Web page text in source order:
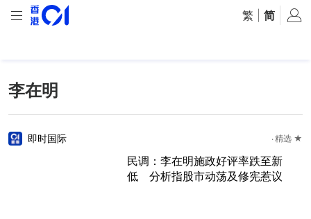
繁 简
李在明
即时国际 精选 ★
民调：李在明施政好评率跌至新
低 分析指股市动荡及修宪惹议